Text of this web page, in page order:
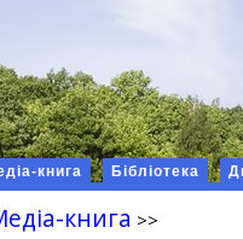
книга Бібліотека
книга